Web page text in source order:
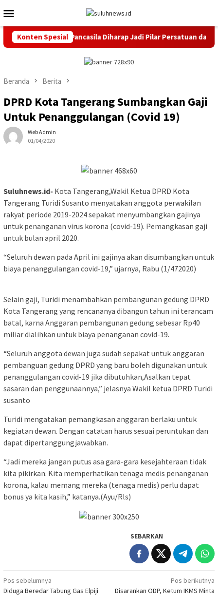
ke
kontenMobile
Konten Spesial
Serang, Duta Pancasila Diharap Jadi Pilar Persatuan dan
Beranda Berita
DPRD Kota Tangerang Sumbangkan Gaji
Untuk Penanggulangan (Covid 19)
Web Admin
01/04/2020
Suluhnews.id- Kota Tangerang,Wakil Ketua DPRD Kota
Tangerang Turidi Susanto menyatakan anggota perwakilan
rakyat periode 2019-2024 sepakat menyumbangkan gajinya
untuk penanganan virus korona (covid-19). Pemangkasan gaji
untuk bulan april 2020.
“Seluruh dewan pada April ini gajinya akan disumbangkan untuk
biaya penanggulangan covid-19,” ujarnya, Rabu (1/472020)
Selain gaji, Turidi menambahkan pembangunan gedung DPRD
Kota Tangerang yang rencananya dibangun tahun ini terancam
batal, karna Anggaran pembangunan gedung sebesar Rp40
miliar dialihkan untuk biaya penanganan covid-19.
“Seluruh anggota dewan juga sudah sepakat untuk anggaran
pembanguan gedung DPRD yang baru boleh digunakan untuk
penanggulangan covid-19 jika dibutuhkan,Asalkan tepat
sasaran dan penggunaannya,” jelasnya Wakil ketua DPRD Turidi
susanto
Turidi mengatakan pemangkasan anggaran berlaku untuk
kegiatan dewan. Dengan catatan harus sesuai peruntukan dan
dapat dipertanggungjawabkan.
“Jadi mereka jangan putus asa gara-gara kesejahteraan tidak
kita pikirkan. Kita memperhatikan tenaga medis penanganan
korona, kalau memang mereka (tenaga medis) perlu dapat
bonus ya kita kasih,” katanya.(Ayu/Rls)
SEBARKAN
Navigasi
Pos sebelumnya
Diduga Beredar Tabung Gas Elpiji
Pos berikutnya
Disarankan ODP, Ketum IKMS Minta